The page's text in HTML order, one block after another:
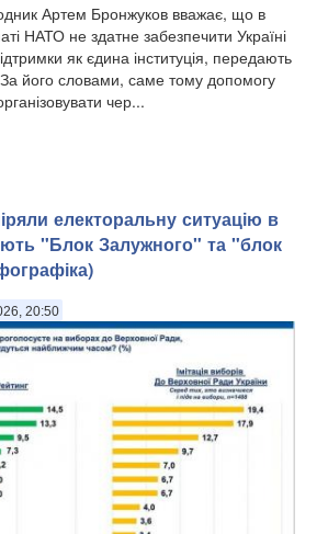
Артем Бронжуков вважає, що в
НАТО не здатне забезпечити Україні
як єдина інституція, передають
За його словами, саме тому допомогу
чер...
електоральну ситуацію в
"Блок Залужного" та "блок
20:50